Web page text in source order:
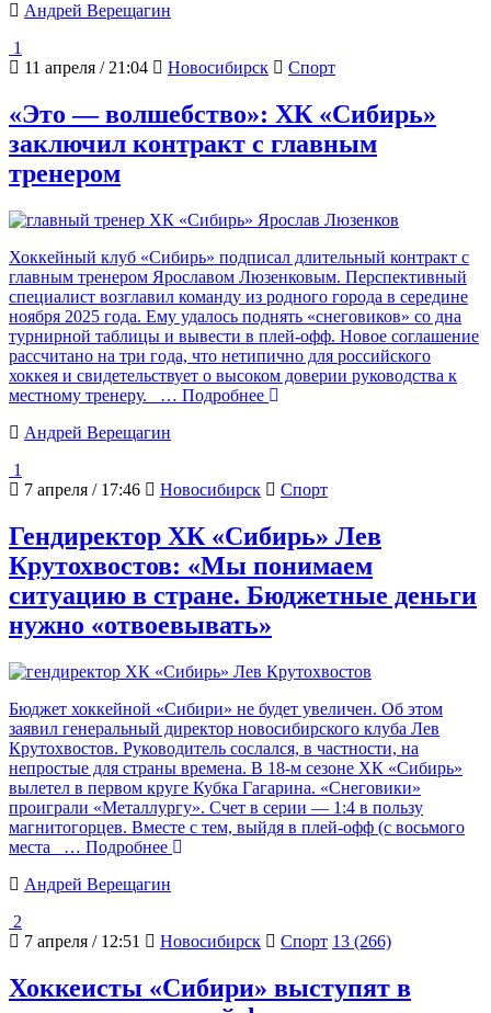
Андрей Верещагин
1
11 апреля / 21:04
Новосибирск Спорт
«Это — волшебство»: ХК «Сибирь»
заключил контракт с главным
тренером
Хоккейный клуб «Сибирь» подписал длительный контракт с
главным тренером Ярославом Люзенковым. Перспективный
специалист возглавил команду из родного города в середине
ноября 2025 года. Ему удалось поднять «снеговиков» со дна
турнирной таблицы и вывести в плей-офф. Новое соглашение
рассчитано на три года, что нетипично для российского
хоккея и свидетельствует о высоком доверии руководства к
местному тренеру.
… Подробнее
Андрей Верещагин
1
7 апреля / 17:46
Новосибирск Спорт
Гендиректор ХК «Сибирь» Лев
Крутохвостов: «Мы понимаем
ситуацию в стране. Бюджетные деньги
нужно «отвоевывать»
Бюджет хоккейной «Сибири» не будет увеличен. Об этом
заявил генеральный директор новосибирского клуба Лев
Крутохвостов. Руководитель сослался, в частности, на
непростые для страны времена. В 18-м сезоне ХК «Сибирь»
вылетел в первом круге Кубка Гагарина. «Снеговики»
проиграли «Металлургу». Счет в серии — 1:4 в пользу
магнитогорцев. Вместе с тем, выйдя в плей-офф (с восьмого
места
… Подробнее
Андрей Верещагин
2
7 апреля / 12:51
Новосибирск Спорт 13 (266)
Хоккеисты «Сибири» выступят в